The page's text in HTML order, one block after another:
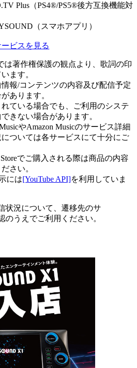
Plus（PS4®/PS5®後方互換機能対
（スマホアプリ）
ビスを見る
は著作権保護の観点より、歌詞の印
ます。
報/コンテンツの内容及び配信予定
あります。
ている場合でも、ご利用のシステ
きない場合があります。
やAmazon Musicのサービス詳細
ついては各サービスにて十分にご
でご購入される際は商品の内容
さい。
には[YouTube API]を利用していま
状況について、遷移先のサ
のうえでご利用ください。